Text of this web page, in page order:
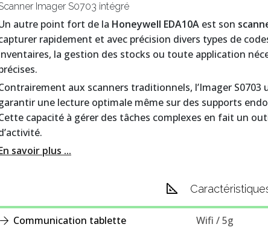
Imager S0703 intégré
autre point fort de la Honeywell EDA10A est son
rapidement et avec précision divers types de
la gestion des stocks ou toute application
aux scanners traditionnels, l’Imager S0703
une lecture optimale même sur des supports
capacité à gérer des tâches complexes en fait un
savoir plus ...
Communication tablette
Wifi / 5g